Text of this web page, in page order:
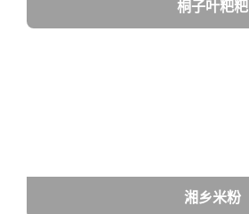
桐子叶粑粑
湘乡米粉